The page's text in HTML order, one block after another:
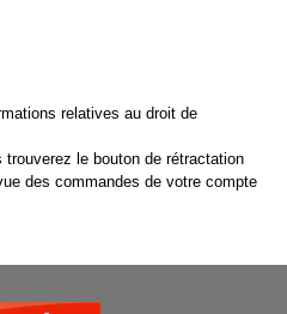
relatives au droit de
le bouton de rétractation
des commandes de votre compte